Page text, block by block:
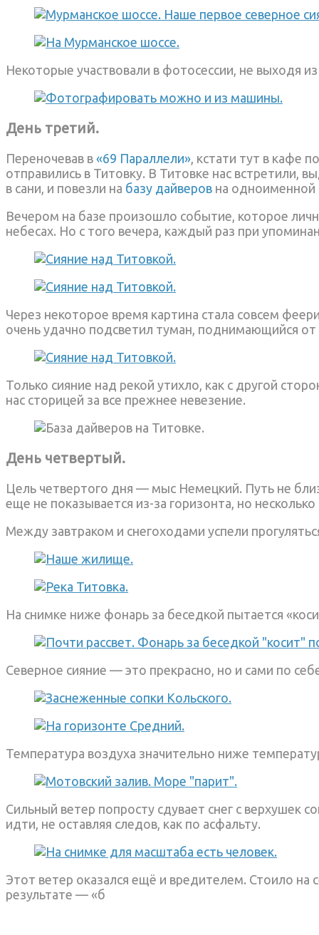
Некоторые участвовали в фотосессии, не выходя
День третий.
Переночевав в «69 Параллели» , кстати тут в кафе
отправились в Титовку. В Титовке нас встретили,
в сани, и повезли на базу дайверов на одноименной
Вечером на базе произошло событие, которое
небесах. Но с того вечера, каждый раз при
Через некоторое время картина стала совсем
очень удачно подсветил туман, поднимающийся от
Только сияние над рекой утихло, как с другой
нас сторицей за все прежнее невезение.
День четвертый.
Цель четвертого дня — мыс Немецкий. Путь не
еще не показывается из-за горизонта, но
Между завтраком и снегоходами успели
На снимке ниже фонарь за беседкой пытается
Северное сияние — это прекрасно, но и сами по
Температура воздуха значительно ниже
Сильный ветер попросту сдувает снег с верхушек
идти, не оставляя следов, как по асфальту.
Этот ветер оказался ещё и вредителем. Стоило на
результате — «б